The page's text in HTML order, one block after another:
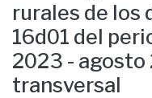
rurales de los
16d01 del
2023 - agosto
transversal